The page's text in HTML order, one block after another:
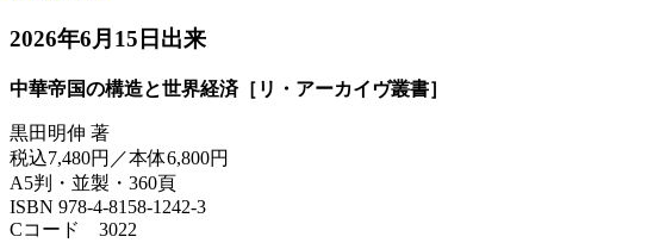
2026年6月15日出来
中華帝国の構造と世界経済［リ・アーカイヴ叢書］
黒田明伸 著
税込7,480円／本体6,800円
A5判・並製・360頁
ISBN 978-4-8158-1242-3
Cコード 3022